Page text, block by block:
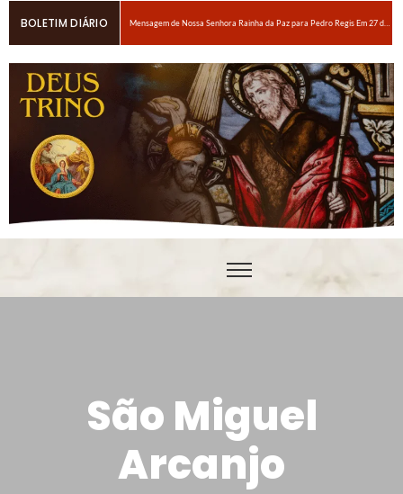
BOLETIM DIÁRIO
6 maneiras fáceis de orar se você estiver espiritualmente cansado
Oração para obter um amor ardente a Nosso Senhor Jesus Cristo
Em breve, grandes provações!Nossa Senhora Rainha do Rosário e da paz para Edson Glauber em 29 de novembro de 2020
Pedro – Escolha sempre a porta estreita
São Miguel
Arcanjo